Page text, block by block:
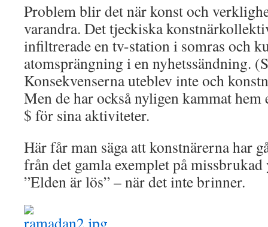
Problem blir det när konst och
varandra. Det tjeckiska
infiltrerade en tv-station i somras och
atomsprängning i en nyhetssändning.
Konsekvenserna uteblev inte och
Men de har också nyligen kammat
$ för sina aktiviteter.
Här får man säga att konstnärerna har
från det gamla exemplet på
”Elden är lös” – när det inte brinner.